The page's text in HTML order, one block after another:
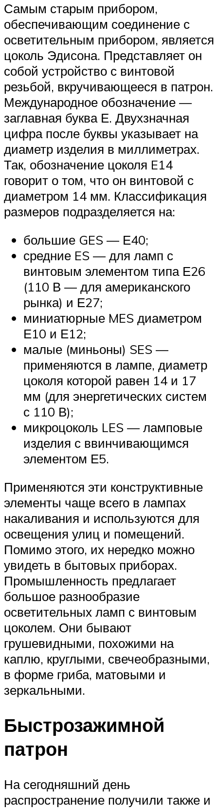
Самым старым прибором,
обеспечивающим соединение с
осветительным прибором, является
цоколь Эдисона. Представляет он
собой устройство с винтовой
резьбой, вкручивающееся в патрон.
Международное обозначение —
заглавная буква Е. Двухзначная
цифра после буквы указывает на
диаметр изделия в миллиметрах.
Так, обозначение цоколя E14
говорит о том, что он винтовой с
диаметром 14 мм. Классификация
размеров подразделяется на:
большие GES — Е40;
средние ES — для ламп с
винтовым элементом типа Е26
(110 В — для американского
рынка) и Е27;
миниатюрные MES диаметром
Е10 и Е12;
малые (миньоны) SES —
применяются в лампе, диаметр
цоколя которой равен 14 и 17
мм (для энергетических систем
с 110 В);
микроцоколь LES — ламповые
изделия с ввинчивающимся
элементом Е5.
Применяются эти конструктивные
элементы чаще всего в лампах
накаливания и используются для
освещения улиц и помещений.
Помимо этого, их нередко можно
увидеть в бытовых приборах.
Промышленность предлагает
большое разнообразие
осветительных ламп с винтовым
цоколем. Они бывают
грушевидными, похожими на
каплю, круглыми, свечеобразными,
в форме гриба, матовыми и
зеркальными.
Быстрозажимной
патрон
На сегодняшний день
распространение получили также и